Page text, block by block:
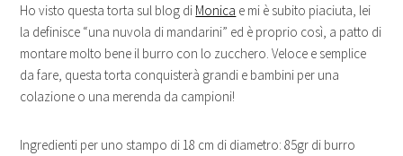
Ho visto questa torta sul blog di Monica e mi è subito piaciuta, lei
la definisce “una nuvola di mandarini” ed è proprio così, a patto di
montare molto bene il burro con lo zucchero. Veloce e semplice
da fare, questa torta conquisterà grandi e bambini per una
colazione o una merenda da campioni!
Ingredienti per uno stampo di 18 cm di diametro: 85gr di burro